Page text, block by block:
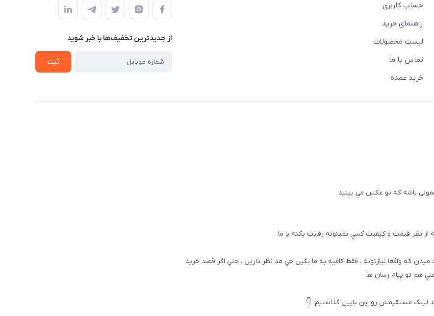
حساب کاربری
راهنماي خريد
لیست محصولات
تماس با ما
خريد عمده
از جدید‌ترین تخفیف‌ها با‌ خبر شوید
ثبت
باشه كه تو عكس مي بينيد
نظر قيمت و كيفيت كسي نميتونه رقابت بكنه با ما
ميدن كه واقعا نيازتونه . فقط كافيه به ما بگين چي مد نظر دارين . حتي اگر قصد خريد
هم تو پيام رسان ها
لینک مستقیمش رو این پایین گذاشتیم: 👇